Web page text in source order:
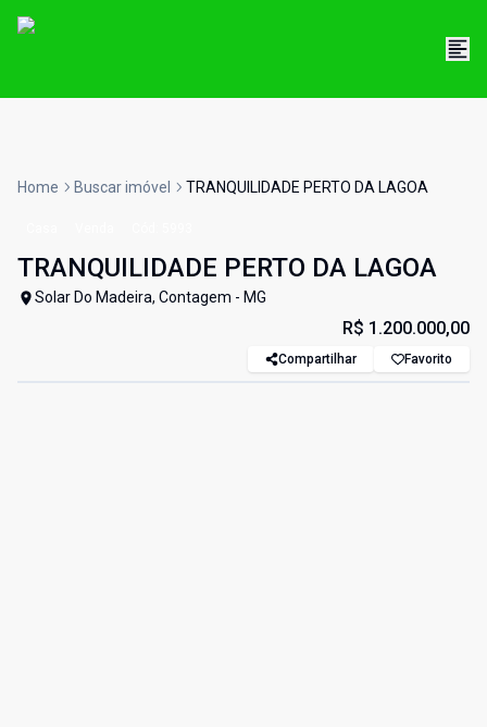
Home Buscar imóvel TRANQUILIDADE PERTO DA LAGOA
TRANQUILIDADE PERTO DA LAGOA
Solar Do Madeira, Contagem - MG
R$ 1.200.000,00
Compartilhar Favorito